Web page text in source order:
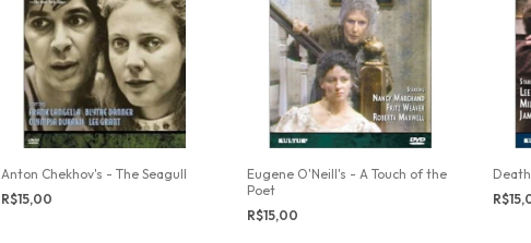
Anton Chekhov's - The Seagull
R$15,00
Eugene O'Neill's - A Touch of the
Poet
R$15,00